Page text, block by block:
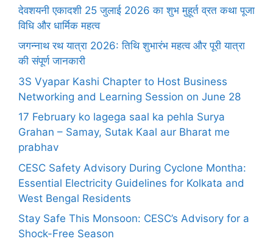
देवशयनी एकादशी 25 जुलाई 2026 का शुभ मुहूर्त व्रत कथा पूजा
विधि और धार्मिक महत्व
जगन्नाथ रथ यात्रा 2026: तिथि शुभारंभ महत्व और पूरी यात्रा
की संपूर्ण जानकारी
3S Vyapar Kashi Chapter to Host Business
Networking and Learning Session on June 28
17 February ko lagega saal ka pehla Surya
Grahan – Samay, Sutak Kaal aur Bharat me
prabhav
CESC Safety Advisory During Cyclone Montha:
Essential Electricity Guidelines for Kolkata and
West Bengal Residents
Stay Safe This Monsoon: CESC’s Advisory for a
Shock-Free Season